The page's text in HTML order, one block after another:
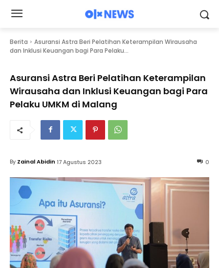
Berita
Asuransi Astra Beri Pelatihan Keterampilan Wirausaha
dan Inklusi Keuangan bagi Para Pelaku...
Asuransi Astra Beri Pelatihan Keterampilan
Wirausaha dan Inklusi Keuangan bagi Para
Pelaku UMKM di Malang
0
By Zainal Abidin 17 Agustus 2023